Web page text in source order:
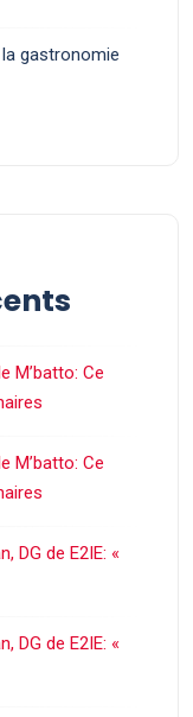
la gastronomie
M’batto: Ce
M’batto: Ce
DG de E2IE: «
DG de E2IE: «